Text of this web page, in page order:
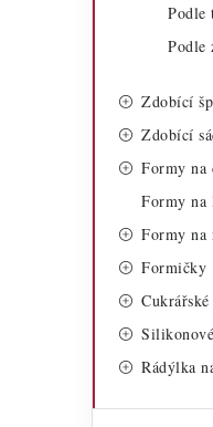
Podle
Podle
Zdobící
Zdobící
Formy na
Formy na
Formy na
Formičky
Rádýlka